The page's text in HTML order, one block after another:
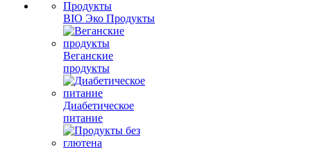
BIO Эко Продукты
Веганские
продукты
Диабетическое
питание